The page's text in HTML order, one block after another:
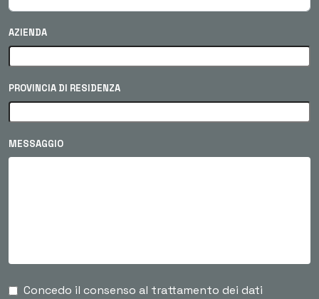
AZIENDA
PROVINCIA DI RESIDENZA
MESSAGGIO
Concedo il consenso al trattamento dei dati